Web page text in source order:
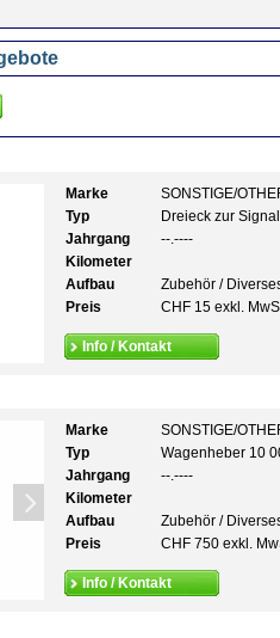
Marke
SONSTIGE/
Typ
Dreieck zur
Jahrgang
--.----
Kilometer
Aufbau
Zubehör /
Preis
CHF 15 exkl.
Info / Kontakt
Marke
SONSTIGE/
Typ
Wagenheber 10
Jahrgang
--.----
Kilometer
Aufbau
Zubehör /
Preis
CHF 750 exkl.
Info / Kontakt